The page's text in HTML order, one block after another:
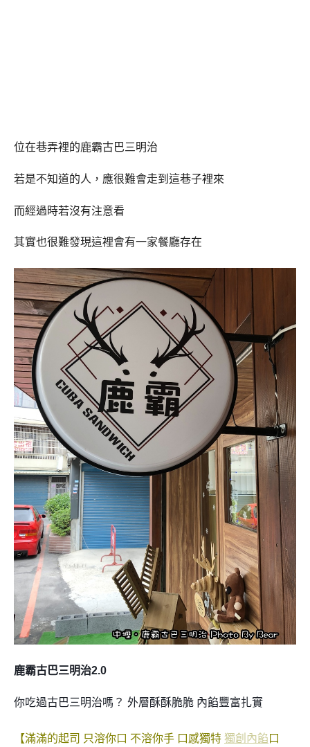
位在巷弄裡的鹿霸古巴三明治
若是不知道的人，應很難會走到這巷子裡來
而經過時若沒有注意看
其實也很難發現這裡會有一家餐廳存在
鹿霸古巴三明治2.0
你吃過古巴三明治嗎？ 外層酥酥脆脆 內餡豐富扎實
【滿滿的起司 只溶你口 不溶你手 口感獨特 獨創內餡 口